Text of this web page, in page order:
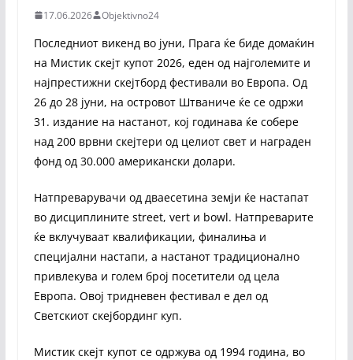
17.06.2026 Objektivno24
Последниот викенд во јуни, Прага ќе биде домаќин
на Мистик скејт купот 2026, еден од најголемите и
најпрестижни скејтборд фестивали во Европа. Од
26 до 28 јуни, на островот Штваниче ќе се одржи
31. издание на настанот, кој годинава ќе собере
над 200 врвни скејтери од целиот свет и награден
фонд од 30.000 американски долари.
Натпреварувачи од дваесетина земји ќе настапат
во дисциплините street, vert и bowl. Натпреварите
ќе вклучуваат квалификации, финалиња и
специјални настапи, а настанот традиционално
привлекува и голем број посетители од цела
Европа. Овој тридневен фестивал е дел од
Светскиот скејбординг куп.
Мистик скејт купот се одржува од 1994 година, во